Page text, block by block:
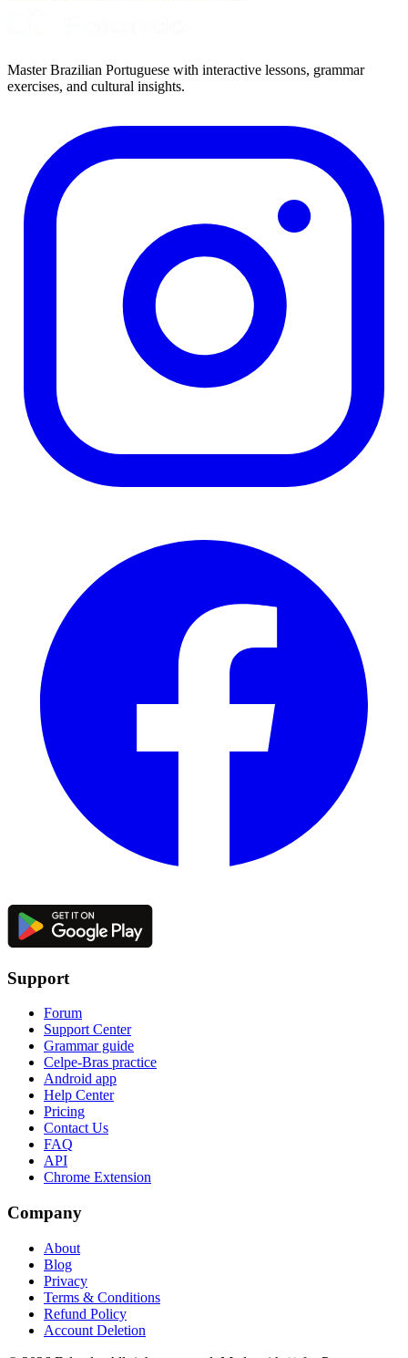
Master Brazilian Portuguese with interactive lessons, grammar
exercises, and cultural insights.
Support
Forum
Support Center
Grammar guide
Celpe-Bras practice
Android app
Help Center
Pricing
Contact Us
FAQ
API
Chrome Extension
Company
About
Blog
Privacy
Terms & Conditions
Refund Policy
Account Deletion